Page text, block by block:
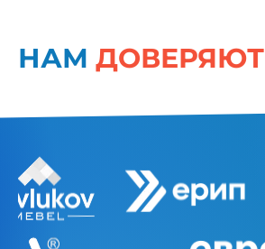
НАМ ДОВЕРЯЮТ